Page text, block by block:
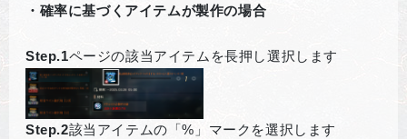
・確率に基づくアイテムが製作の場合
Step.1ページの該当アイテムを長押し選択します
Step.2該当アイテムの「%」マークを選択します